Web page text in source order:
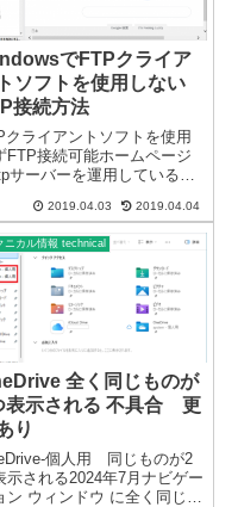
でFTPクライア
ソフトを使用しない
接続方法
クライアントソフトを使用
FTP接続可能ホームページ
サーバーを運用している方
います。FTP（File Transfer
）の略です。一般的に
FTPクライアントソフトを
...
2019.04.03 2019.04.04
ニカル情報 technical
全く同じものが
表示される 不具合 更
り
個人用 同じものが2
示される2024年7月ナビゲー
ン ウィンドウ に全く同じ